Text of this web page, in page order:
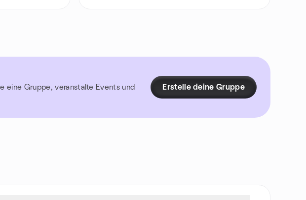
eine Gruppe, veranstalte Events und
Erstelle deine Gruppe